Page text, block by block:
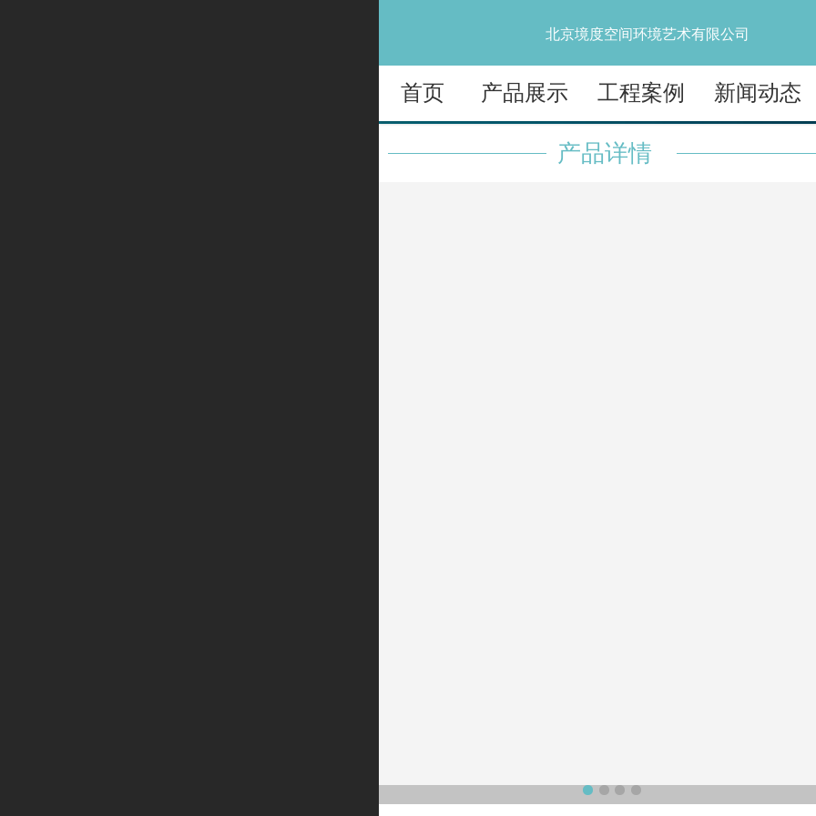
北京境度空间环境艺术有限公司
首页 产品展示 工程案例 新闻动态
产品详情